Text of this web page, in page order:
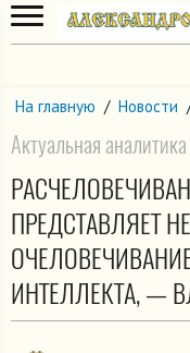
На главную / Новости
Актуальная аналитика
ПРЕДСТАВЛЯЕТ
ИНТЕЛЛЕКТА, —